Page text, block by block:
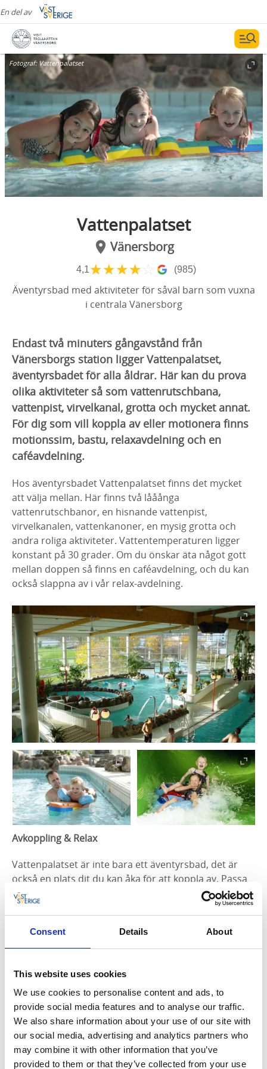
Consent Details About
This website uses cookies
We use cookies to personalise content and ads, to
provide social media features and to analyse our traffic.
We also share information about your use of our site with
our social media, advertising and analytics partners who
may combine it with other information that you’ve
provided to them or that they’ve collected from your use
En del av
Fotograf: Vattenpalatset
Vattenpalatset
Vänersborg
4,1★★★★ ☆ (985)
Äventyrsbad med aktiviteter för såväl barn som vuxna
i centrala Vänersborg
Endast två minuters gångavstånd från
Vänersborgs station ligger Vattenpalatset,
äventyrsbadet för alla åldrar. Här kan du prova
olika aktiviteter så som vattenrutschbana,
vattenpist, virvelkanal, grotta och mycket annat.
För dig som vill koppla av eller motionera finns
motionssim, bastu, relaxavdelning och en
caféavdelning.
Hos äventyrsbadet Vattenpalatset finns det mycket
att välja mellan. Här finns två lååånga
vattenrutschbanor, en hisnande vattenpist,
virvelkanalen, vattenkanoner, en mysig grotta och
andra roliga aktiviteter. Vattentemperaturen ligger
konstant på 30 grader. Om du önskar äta något gott
mellan doppen så finns en caféavdelning, och du kan
också slappna av i vår relax-avdelning.
Avkoppling & Relax
Vattenpalatset är inte bara ett äventyrsbad, det är
också en plats dit du kan åka för att koppla av. Passa
på att besöka Vattenpalatsets ång- eller torr-bastu
eller relaxavdelning med bubbelpool där du kan
Festarrangemang
Vill du arrangera något med dina kollegor eller
föreningsmedlemmar så erbjuder Vattenpalatset
flera möjligheter att boka aktiviteter eller hyra hela
badet för er själva en kväll. Det går också att boka
barnkalas där det ingår godsaker till barnen och de
får bada och plaska tillsammans med sina kompisar.